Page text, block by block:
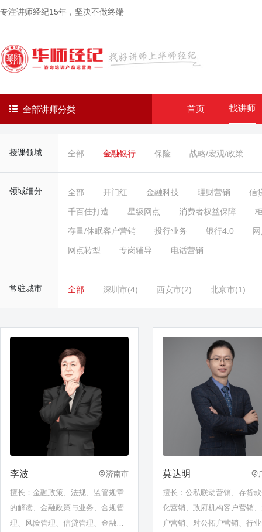
专注讲师经纪15年 ，坚决不做终端
全部讲师分类 首页 找讲师
授课领域 全部 金融银行 保险 战略/宏观/政策
领域细分 全部 开门红 金融科技 理财营销 信
千百佳打造 星级网点 消费者权益保障
存量/休眠客户营销 投行业务 银行4.0
网点转型 专岗辅导 电话营销
常驻城市 全部 深圳市(4) 西安市(2) 北京市(1)
李波 济南市
擅长：金融政策、法规、监管规章
的解读、金融政策与业务、合规管
理、风险管理、信贷管理、金融服
莫达明
擅长：公私联动营销、存贷
化营销、政府机构客户营销
户营销、对公拓户营销、行